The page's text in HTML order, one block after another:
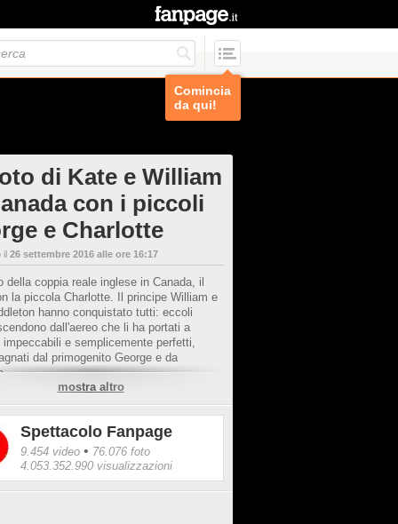
Comincia
da qui!
di Kate e William
con i piccoli
e Charlotte
il 26 settembre 2016 alle ore 16:17
della coppia reale inglese in Canada, il
la piccola Charlotte. Il principe William e
hanno conquistato tutti: eccoli
dall'aereo che li ha portati a
e semplicemente perfetti,
dal primogenito George e da
mostra altro
Spettacolo Fanpage
9.454 video • 76.076 foto
4.053.352.990 visualizzazioni